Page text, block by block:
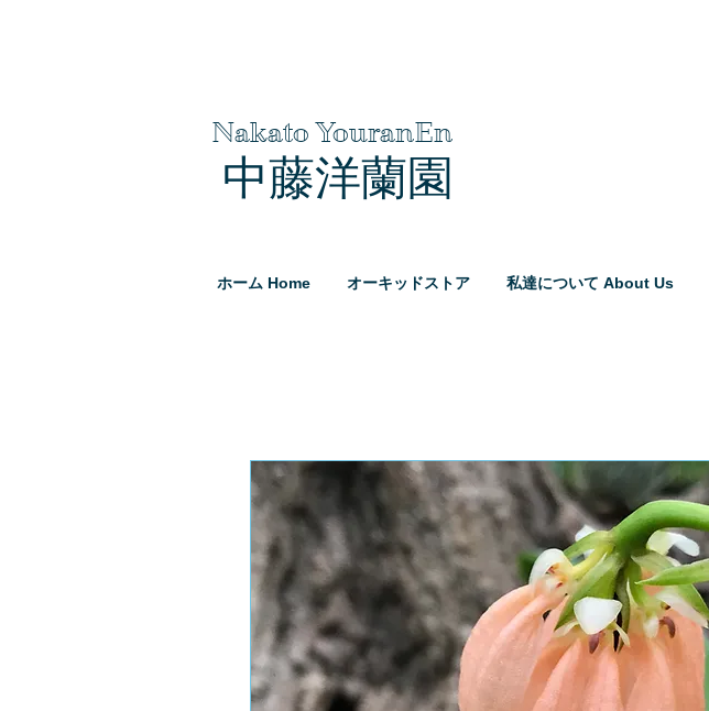
Nakato YouranEn
中藤洋蘭園
ホーム Home オーキッドストア 私達について About Us